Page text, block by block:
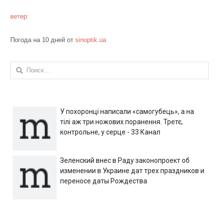
ветер:
Погода на 10 дней от sinoptik.ua
Найти:
У похоронці написали «самогубець», а на
тілі аж три ножових поранення. Третє,
контрольне, у серце - 33 Канал
Зеленский внес в Раду законопроект об
изменении в Украине дат трех праздников и
переносе даты Рождества